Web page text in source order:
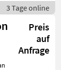
3 Tage online
Preis
auf
Anfrage